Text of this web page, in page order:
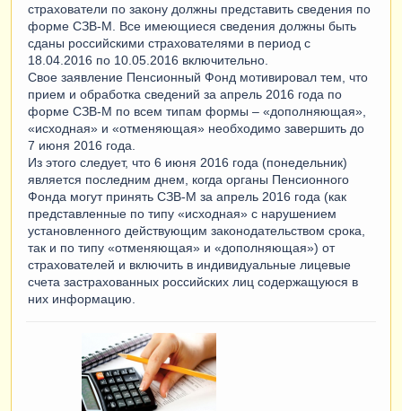
страхователи по закону должны представить сведения по
форме СЗВ-М. Все имеющиеся сведения должны быть
сданы российскими страхователями в период с
18.04.2016 по 10.05.2016 включительно.
Свое заявление Пенсионный Фонд мотивировал тем, что
прием и обработка сведений за апрель 2016 года по
форме СЗВ-М по всем типам формы – «дополняющая»,
«исходная» и «отменяющая» необходимо завершить до
7 июня 2016 года.
Из этого следует, что 6 июня 2016 года (понедельник)
является последним днем, когда органы Пенсионного
Фонда могут принять СЗВ-М за апрель 2016 года (как
представленные по типу «исходная» с нарушением
установленного действующим законодательством срока,
так и по типу «отменяющая» и «дополняющая») от
страхователей и включить в индивидуальные лицевые
счета застрахованных российских лиц содержащуюся в
них информацию.